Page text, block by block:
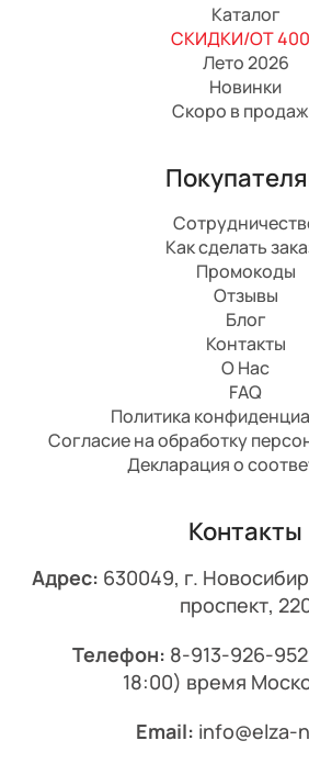
Каталог
СКИДКИ/ОТ
Лето 2026
Новинки
Скоро в
Как сделать
Промокоды
Отзывы
Блог
Контакты
О Нас
FAQ
Политика
Согласие на обработку
Декларация о
Контакты
Адрес: 630049, г.
проспект,
Телефон: 8-913-926-
18:00) время
Email: info@elza-